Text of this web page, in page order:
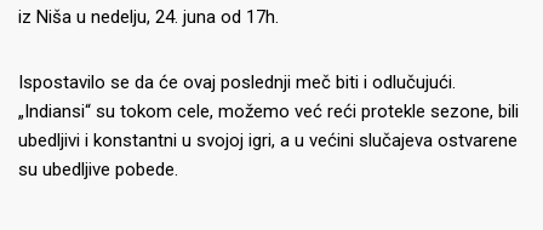
iz Niša u nedelju, 24. juna od 17h.
Ispostavilo se da će ovaj poslednji meč biti i odlučujući.
„Indiansi“ su tokom cele, možemo već reći protekle sezone, bili
ubedljivi i konstantni u svojoj igri, a u većini slučajeva ostvarene
su ubedljive pobede.